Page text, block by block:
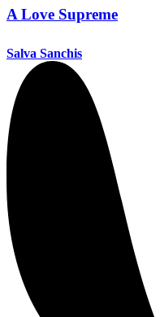
A Love Supreme
Salva Sanchis